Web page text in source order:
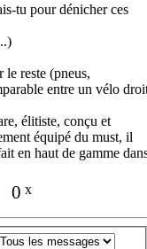
tu pour dénicher ces
reste (pneus,
entre un vélo
élitiste, conçu et
équipé du must, il
en haut de gamme
0 x